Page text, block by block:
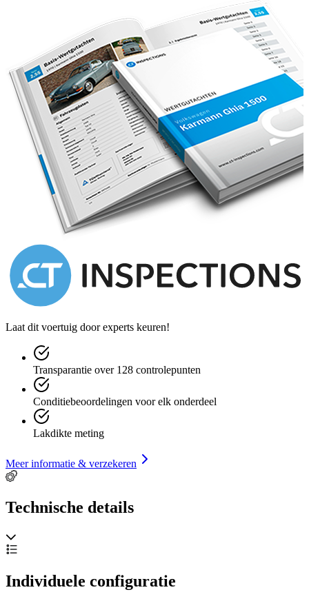
Laat dit voertuig door experts keuren!
Transparantie over 128 controlepunten
Conditiebeoordelingen voor elk onderdeel
Lakdikte meting
Meer informatie & verzekeren
Technische details
Individuele configuratie